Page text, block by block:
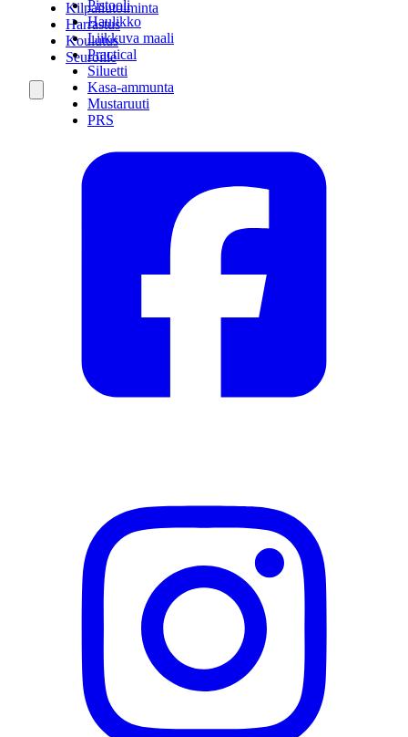
Pistooli
Haulikko
Liikkuva maali
Practical
Siluetti
Kasa-ammunta
Mustaruuti
PRS
Kilpailutoiminta
Harrastus
Koulutus
Seuroille